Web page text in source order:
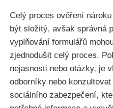
Celý proces ověření
být složitý, avšak správná
vyplňování formulářů
zjednodušit celý proces.
nejasnosti nebo otázky, je
odborníky nebo
sociálního zabezpečení,